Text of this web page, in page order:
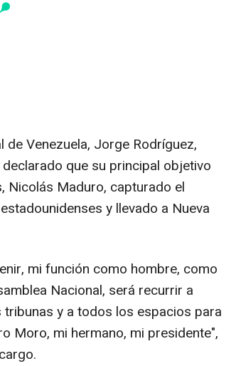
de Venezuela, Jorge Rodríguez,
que su principal objetivo
Nicolás Maduro, capturado el
y llevado a Nueva
mi función como hombre, como
Nacional, será recurrir a
y a todos los espacios para
Moro, mi hermano, mi presidente",